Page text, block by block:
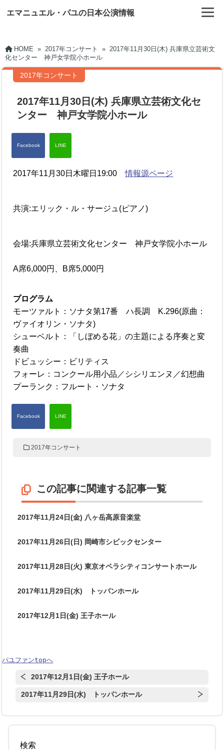
エマニュエル・パユの日本公演情報
HOME » 2017年コンサート » 2017年11月30日(木) 兵庫県立芸術文
化センター 神戸女学院小ホール
2017年コンサート
2017年11月30日(木) 兵庫県立芸術文化セ
ンター 神戸女学院小ホール
2017年11月30日木曜日19:00情報源ページ
共演:エリック・ル・サージュ(ピアノ)
会場:兵庫県立芸術文化センター 神戸女学院小ホール
A席6,000円、B席5,000円
プログラム
モーツァルト：ソナタ第17番 ハ長調 K.296(原曲：
ヴァイオリン・ソナタ)
シューベルト：「しぼめる花」の主題による序奏と変
奏曲
ドビュッシー：ビリティス
フォーレ：コンクール用小品／シシリエンヌ／幻想曲
プーランク：フルート・ソナタ
2017年コンサート
この記事に関連する記事一覧
2017年11月24日(金) 八ヶ岳高原音楽堂
2017年11月26日(日) 岡崎市シビックセンター
2017年11月28日(火) 東京オペラシティコンサートホール
2017年11月29日(水) トッパンホール
2017年12月1日(金) 王子ホール
パユファンtopへ
2017年12月1日(金) 王子ホール
2017年11月29日(水) トッパンホール
検索